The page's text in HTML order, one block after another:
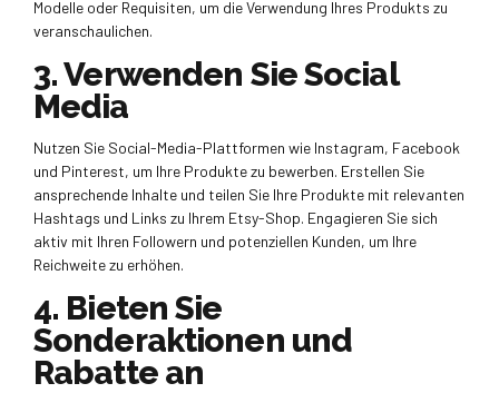
Modelle oder Requisiten, um die Verwendung Ihres Produkts zu
veranschaulichen.
3. Verwenden Sie Social
Media
Nutzen Sie Social-Media-Plattformen wie Instagram, Facebook
und Pinterest, um Ihre Produkte zu bewerben. Erstellen Sie
ansprechende Inhalte und teilen Sie Ihre Produkte mit relevanten
Hashtags und Links zu Ihrem Etsy-Shop. Engagieren Sie sich
aktiv mit Ihren Followern und potenziellen Kunden, um Ihre
Reichweite zu erhöhen.
4. Bieten Sie
Sonderaktionen und
Rabatte an